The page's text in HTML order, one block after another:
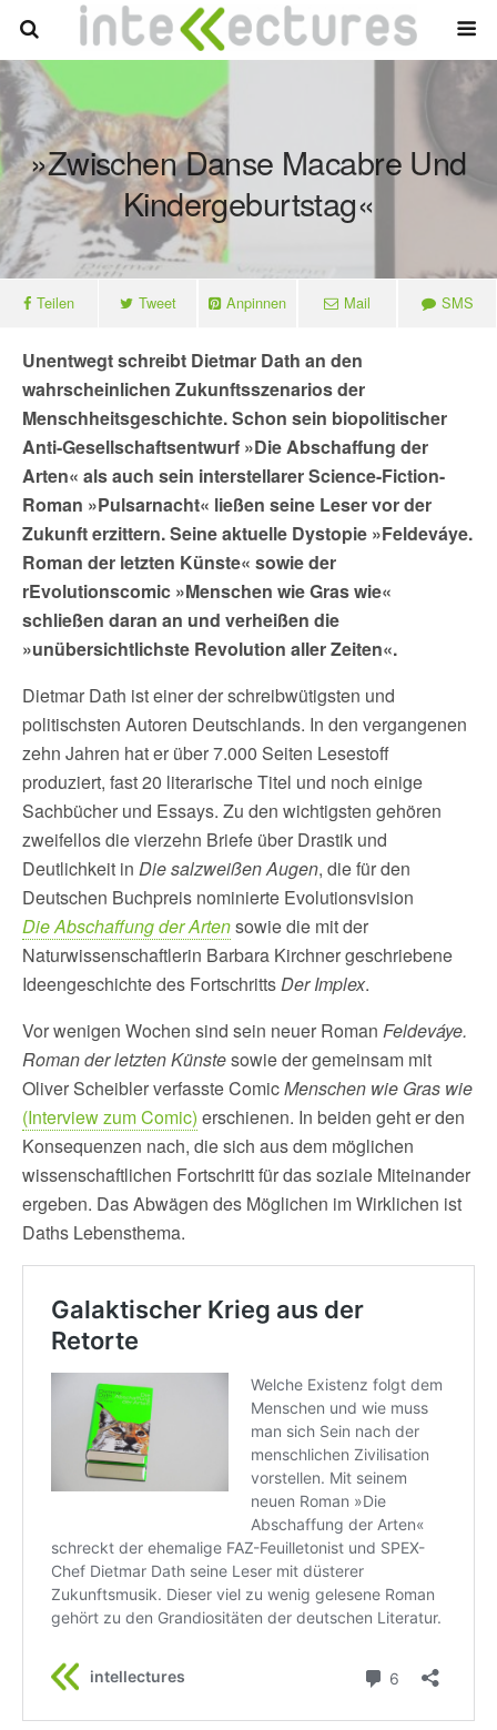
»Zwischen Danse Macabre Und
Kindergeburtstag«
Teilen Tweet Anpinnen Mail SMS
Unentwegt schreibt Dietmar Dath an den
wahrscheinlichen Zukunftsszenarios der
Menschheitsgeschichte. Schon sein biopolitischer
Anti-Gesellschaftsentwurf »Die Abschaffung der
Arten« als auch sein interstellarer Science-Fiction-
Roman »Pulsarnacht« ließen seine Leser vor der
Zukunft erzittern. Seine aktuelle Dystopie »Feldeváye.
Roman der letzten Künste« sowie der
rEvolutionscomic »Menschen wie Gras wie«
schließen daran an und verheißen die
»unübersichtlichste Revolution aller Zeiten«.
Dietmar Dath ist einer der schreibwütigsten und
politischsten Autoren Deutschlands. In den vergangenen
zehn Jahren hat er über 7.000 Seiten Lesestoff
produziert, fast 20 literarische Titel und noch einige
Sachbücher und Essays. Zu den wichtigsten gehören
zweifellos die vierzehn Briefe über Drastik und
Deutlichkeit in Die salzweißen Augen, die für den
Deutschen Buchpreis nominierte Evolutionsvision
Die Abschaffung der Artensowie die mit der
Naturwissenschaftlerin Barbara Kirchner geschriebene
Ideengeschichte des FortschrittsDer Implex.
Vor wenigen Wochen sind sein neuer Roman Feldeváye.
Roman der letzten Künstesowie der gemeinsam mit
Oliver Scheibler verfasste ComicMenschen wie Gras wie
(Interview zum Comic) erschienen. In beiden geht er den
Konsequenzen nach, die sich aus dem möglichen
wissenschaftlichen Fortschritt für das soziale Miteinander
ergeben. Das Abwägen des Möglichen im Wirklichen ist
Daths Lebensthema.